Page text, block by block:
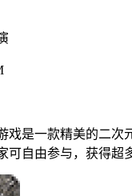
戏是一款精美的二次
可自由参与，获得超